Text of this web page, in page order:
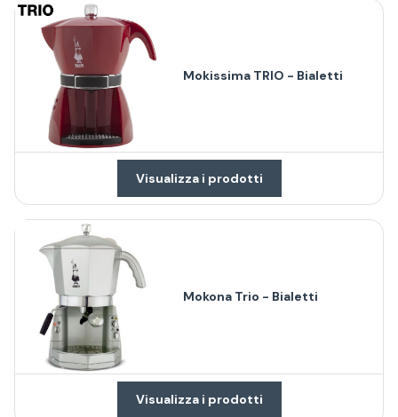
Mokissima TRIO - Bialetti
Visualizza i prodotti
Mokona Trio - Bialetti
Visualizza i prodotti